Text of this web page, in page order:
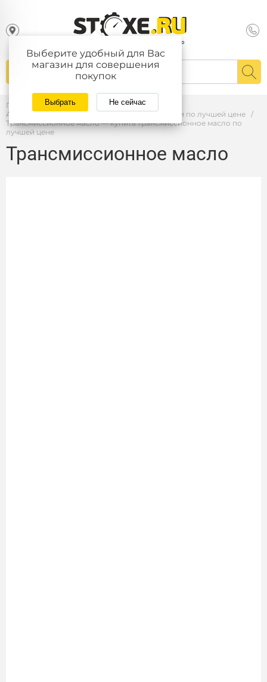
Выберите удобный для Вас
магазин для совершения
покупок
Выбрать Не сейчас
Главная
/
Автомасла — купить автомасла и тех. жидкости по лучшей цене /
Трансмиссионное масло — купить трансмиссионное масло по
лучшей цене
Трансмиссионное масло